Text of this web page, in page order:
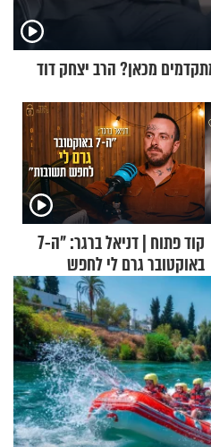
מכאן? הרב יצחק דוד
קוד פתוח | דניאל ברגר: "ה-7
באוקטובר גרם לי לחפש
תשובות"